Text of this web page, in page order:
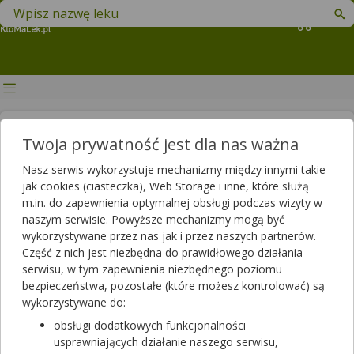
Koszyk
Znajdź lek w swojej okolicy
Szkoła rodzenia. Przewodnik dla
przyszłych rodziców
Artykuł sponsorowany
Publikacja: 2024-04-04 15:10 Aktualizacja: 2024-04-04 15:13
Szkoła rodzenia jest miejscem, odgrywającym istotną rolę w
życiu przyszłych rodziców, przygotowując ich na przyjście na
świat ich maleństwa. To miejsce, w którym zdobywają wiedzę,
Artykuł rekomendowany przez:
mgr farmacji specjalista farmacji aptecznej
Andrzej Jakimiuk,magister farmacji Bartłomiej
Łuczyński
Twoja prywatność jest dla nas ważna
Nasz serwis wykorzystuje mechanizmy między innymi takie
jak cookies (ciasteczka), Web Storage i inne, które służą
m.in. do zapewnienia optymalnej obsługi podczas wizyty w
naszym serwisie. Powyższe mechanizmy mogą być
wykorzystywane przez nas jak i przez naszych partnerów.
Część z nich jest niezbędna do prawidłowego działania
serwisu, w tym zapewnienia niezbędnego poziomu
bezpieczeństwa, pozostałe (które możesz kontrolować) są
wykorzystywane do:
obsługi dodatkowych funkcjonalności
usprawniających działanie naszego serwisu,